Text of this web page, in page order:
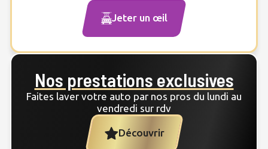
Jeter un œil
Nos prestations exclusives
Faites laver votre auto par nos pros du lundi au
vendredi sur rdv
Découvrir